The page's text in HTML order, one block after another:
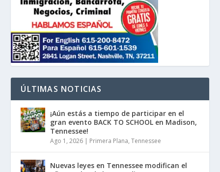
ÚLTIMAS NOTICIAS
¡Aún estás a tiempo de participar en el
gran evento BACK TO SCHOOL en Madison,
Tennessee!
Ago 1, 2026 | Primera Plana,Tennessee
Nuevas leyes en Tennessee modifican el